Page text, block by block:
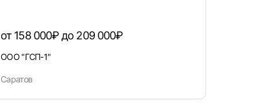
от 158 000₽ до 209 000₽
ООО "ГСП-1"
Саратов